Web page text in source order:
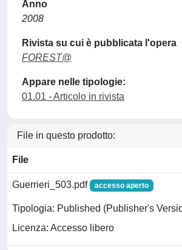
Anno
2008
Rivista su cui è pubblicata l'opera
FOREST@
Appare nelle tipologie:
01.01 - Articolo in rivista
File in questo prodotto:
File
Guerrieri_503.pdf accesso aperto
Tipologia: Published (Publisher's
Licenza: Accesso libero